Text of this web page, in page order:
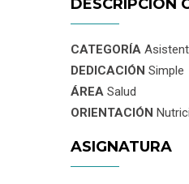
DESCRIPCIÓN
CATEGORÍA
DEDICACIÓN Simple
ÁREA Salud
ORIENTACIÓN
ASIGNATURA